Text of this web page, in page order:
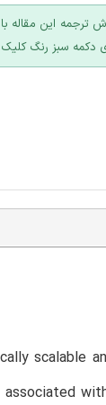
ترجمه این
دکمه سبز رنگ کلیک
scalable